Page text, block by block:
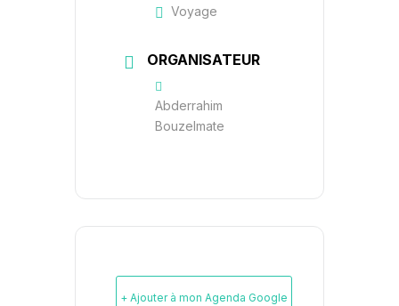
Voyage
ORGANISATEUR
Abderrahim
Bouzelmate
+ Ajouter à mon Agenda Google